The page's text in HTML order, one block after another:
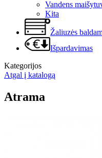
Vandens
Kita
Žaliuzės
Išpardavimas
Kategorijos
Atgal į katalogą
Atrama